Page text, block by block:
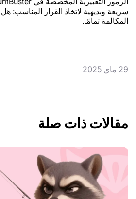
سريعة وبديهية لاتخاذ القرار المناسب:
المكالمة تمامًا.
29 ماي 2025
مقالات ذات صلة